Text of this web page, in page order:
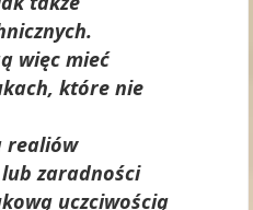
więc mieć
które nie
realiów
zaradności
uczciwością